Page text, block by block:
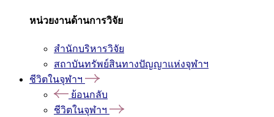
หน่วยงานด้านการวิจัย
สำนักบริหารวิจัย
สถาบันทรัพย์สินทางปัญญาแห่งจุฬาฯ
ชีวิตในจุฬาฯ
ย้อนกลับ
ชีวิตในจุฬาฯ